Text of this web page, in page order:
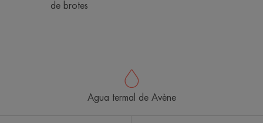
de brotes
Agua termal de Avène